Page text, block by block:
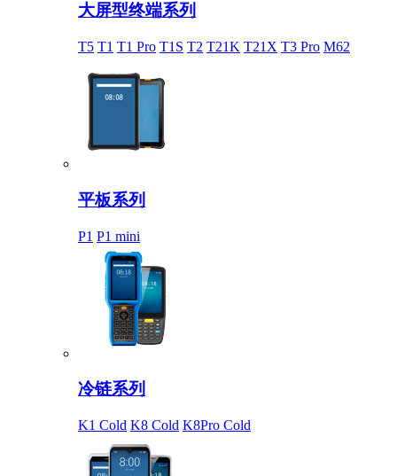
大屏型终端系列
T5 T1 T1 Pro T1S T2 T21K T21X T3 Pro M62
平板系列
P1 P1 mini
冷链系列
K1 Cold K8 Cold K8Pro Cold